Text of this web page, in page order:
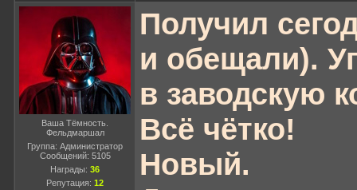
Ваша Тёмность.
Фельдмаршал
Группа: Администратор
Сообщений: 5105
Награды: 36
Репутация: 12
Получил
и обещали).
в заводскую
Всё чётко!
Новый.